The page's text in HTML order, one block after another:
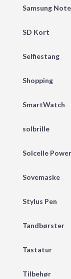
Samsung
SD Kort
Selfiestang
Shopping
SmartWatch
solbrille
Solcelle
Sovemaske
Stylus Pen
Tandbørster
Tastatur
Tilbehør